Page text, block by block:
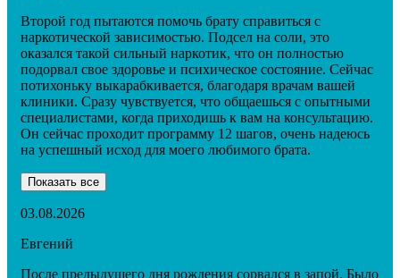
Второй год пытаются помочь брату справиться с
наркотической зависимостью. Подсел на соли, это
оказался такой сильный наркотик, что он полностью
подорвал свое здоровье и психическое состояние. Сейчас
потихоньку выкарабкивается, благодаря врачам вашей
клиники. Сразу чувствуется, что общаешься с опытными
специалистами, когда приходишь к вам на консультацию.
Он сейчас проходит программу 12 шагов, очень надеюсь
на успешный исход для моего любимого брата.
Показать все
03.08.2026
Евгений
После предыдущего дня рождения сорвался в запой. Было